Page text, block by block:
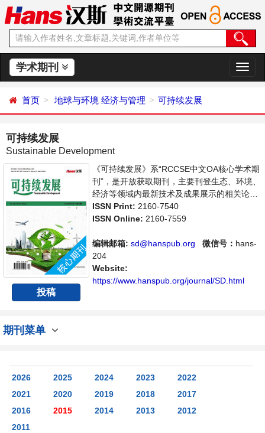
学术期刊
切
换
首页 地球与环境 经济与管理 可持续发展
可持续发展
Sustainable Development
投稿
《可持续发展》系“RCCSE中文OA核心学术期
刊”，是开放获取期刊，主要刊登生态、环境、
经济等领域内最新技术及成果展示的相关论
文。本刊支持思想创新、学术创新，倡导科
学，繁荣学术，集学术性、思想性为一体，旨
供一个传播、分享和讨论该领域内不同方向问
题与发展的交流平台。
ISSN Print: 2160-7540
ISSN Online: 2160-7559
编辑邮箱: sd@hanspub.org 微信号： hans-
204
Website:
https://www.hanspub.org/journal/SD.html
期刊菜单
2026 2025 2024 2023
2022
2021
2020 2019 2018
2017
2016
2015 2014 2013
2012
2011